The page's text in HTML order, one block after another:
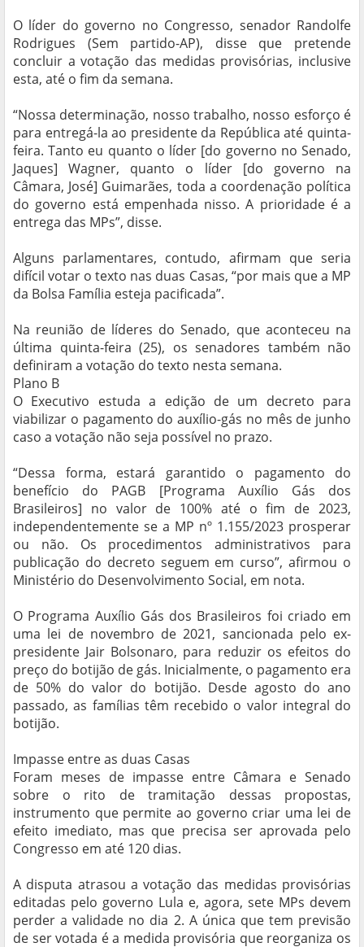
O líder do governo no Congresso, senador Randolfe
Rodrigues (Sem partido-AP), disse que pretende
concluir a votação das medidas provisórias, inclusive
esta, até o fim da semana.
“Nossa determinação, nosso trabalho, nosso esforço é
para entregá-la ao presidente da República até quinta-
feira. Tanto eu quanto o líder [do governo no Senado,
Jaques] Wagner, quanto o líder [do governo na
Câmara, José] Guimarães, toda a coordenação política
do governo está empenhada nisso. A prioridade é a
entrega das MPs”, disse.
Alguns parlamentares, contudo, afirmam que seria
difícil votar o texto nas duas Casas, “por mais que a MP
da Bolsa Família esteja pacificada”.
Na reunião de líderes do Senado, que aconteceu na
última quinta-feira (25), os senadores também não
definiram a votação do texto nesta semana.
Plano B
O Executivo estuda a edição de um decreto para
viabilizar o pagamento do auxílio-gás no mês de junho
caso a votação não seja possível no prazo.
“Dessa forma, estará garantido o pagamento do
benefício do PAGB [Programa Auxílio Gás dos
Brasileiros] no valor de 100% até o fim de 2023,
independentemente se a MP nº 1.155/2023 prosperar
ou não. Os procedimentos administrativos para
publicação do decreto seguem em curso”, afirmou o
Ministério do Desenvolvimento Social, em nota.
O Programa Auxílio Gás dos Brasileiros foi criado em
uma lei de novembro de 2021, sancionada pelo ex-
presidente Jair Bolsonaro, para reduzir os efeitos do
preço do botijão de gás. Inicialmente, o pagamento era
de 50% do valor do botijão. Desde agosto do ano
passado, as famílias têm recebido o valor integral do
botijão.
Impasse entre as duas Casas
Foram meses de impasse entre Câmara e Senado
sobre o rito de tramitação dessas propostas,
instrumento que permite ao governo criar uma lei de
efeito imediato, mas que precisa ser aprovada pelo
Congresso em até 120 dias.
A disputa atrasou a votação das medidas provisórias
editadas pelo governo Lula e, agora, sete MPs devem
perder a validade no dia 2. A única que tem previsão
de ser votada é a medida provisória que reorganiza os